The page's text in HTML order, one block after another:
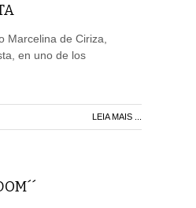
Marcelina de Ciriza,
en uno de los
LEIA MAIS ...